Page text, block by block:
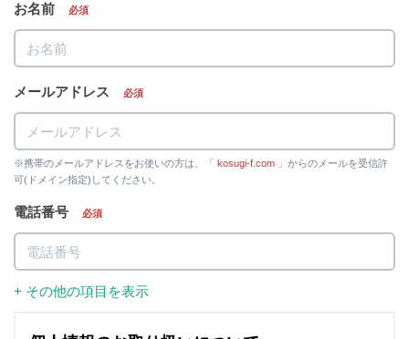
お名前 必須
メールアドレス 必須
※携帯のメールアドレスをお使いの方は、「 kosugi-f.com 」からのメールを受信許
可(ドメイン指定)してください。
電話番号 必須
+ その他の項目を表示